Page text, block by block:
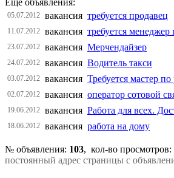
05.07.2012 вакансия требуется продавец
11.07.2012 вакансия требуется
23.07.2012 вакансия Мерчендайзер
24.07.2012 вакансия Водитель такси
03.07.2012 вакансия Требуется мастер
02.07.2012 вакансия оператор сотовой
19.06.2012 вакансия Работа для всех.
18.06.2012 вакансия работа на дому
№ объявления: 103, кол-во просмотров:
постоянный адрес страницы с